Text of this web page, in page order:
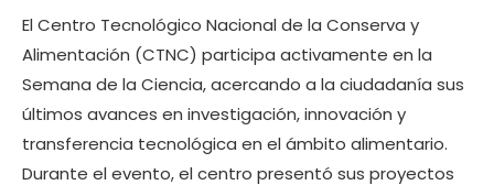
El Centro Tecnológico Nacional de la Conserva y
Alimentación (CTNC) participa activamente en la
Semana de la Ciencia, acercando a la ciudadanía sus
últimos avances en investigación, innovación y
transferencia tecnológica en el ámbito alimentario.
Durante el evento, el centro presentó sus proyectos